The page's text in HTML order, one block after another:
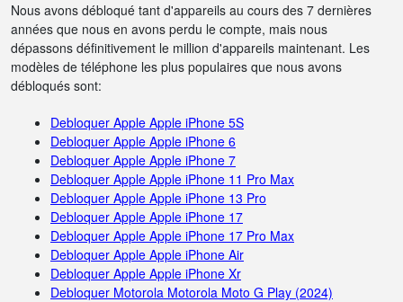
Nous avons débloqué tant d'appareils au cours des 7 dernières
années que nous en avons perdu le compte, mais nous
dépassons définitivement le million d'appareils maintenant. Les
modèles de téléphone les plus populaires que nous avons
débloqués sont:
Debloquer Apple Apple iPhone 5S
Debloquer Apple Apple iPhone 6
Debloquer Apple Apple iPhone 7
Debloquer Apple Apple iPhone 11 Pro Max
Debloquer Apple Apple iPhone 13 Pro
Debloquer Apple Apple iPhone 17
Debloquer Apple Apple iPhone 17 Pro Max
Debloquer Apple Apple iPhone Air
Debloquer Apple Apple iPhone Xr
Debloquer Motorola Motorola Moto G Play (2024)